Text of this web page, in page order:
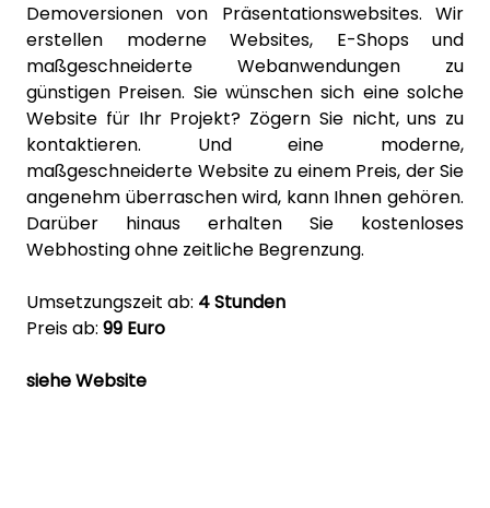
Demoversionen von Präsentationswebsites. Wir
erstellen moderne Websites, E-Shops und
maßgeschneiderte Webanwendungen zu
günstigen Preisen. Sie wünschen sich eine solche
Website für Ihr Projekt? Zögern Sie nicht, uns zu
kontaktieren. Und eine moderne,
maßgeschneiderte Website zu einem Preis, der Sie
angenehm überraschen wird, kann Ihnen gehören.
Darüber hinaus erhalten Sie kostenloses
Webhosting ohne zeitliche Begrenzung.
Umsetzungszeit ab: 4 Stunden
Preis ab: 99 Euro
siehe Website